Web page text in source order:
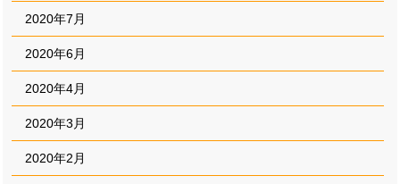
2020年7月
2020年6月
2020年4月
2020年3月
2020年2月